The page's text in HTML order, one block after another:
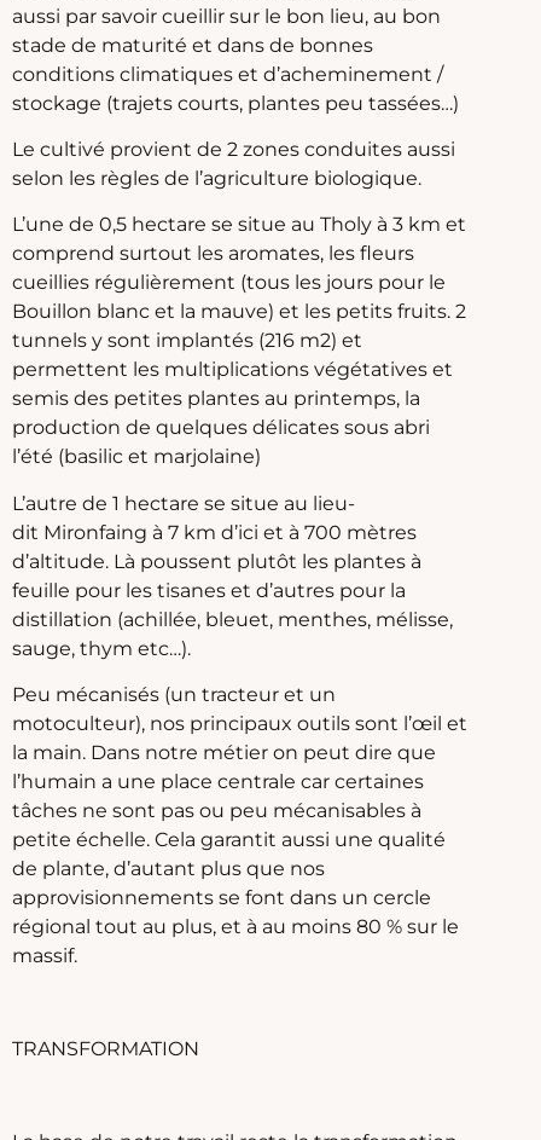
aussi par savoir cueillir sur le bon lieu, au bon
stade de maturité et dans de bonnes
conditions climatiques et d’acheminement /
stockage (trajets courts, plantes peu tassées…)
Le cultivé provient de 2 zones conduites aussi
selon les règles de l’agriculture biologique.
L’une de 0,5 hectare se situe au Tholy à 3 km et
comprend surtout les aromates, les fleurs
cueillies régulièrement (tous les jours pour le
Bouillon blanc et la mauve) et les petits fruits. 2
tunnels y sont implantés (216 m2) et
permettent les multiplications végétatives et
semis des petites plantes au printemps, la
production de quelques délicates sous abri
l’été (basilic et marjolaine)
L’autre de 1 hectare se situe au lieu-
dit Mironfaing à 7 km d’ici et à 700 mètres
d’altitude. Là poussent plutôt les plantes à
feuille pour les tisanes et d’autres pour la
distillation (achillée, bleuet, menthes, mélisse,
sauge, thym etc…).
Peu mécanisés (un tracteur et un
motoculteur), nos principaux outils sont l’œil et
la main. Dans notre métier on peut dire que
l’humain a une place centrale car certaines
tâches ne sont pas ou peu mécanisables à
petite échelle. Cela garantit aussi une qualité
de plante, d’autant plus que nos
approvisionnements se font dans un cercle
régional tout au plus, et à au moins 80 % sur le
massif.
TRANSFORMATION